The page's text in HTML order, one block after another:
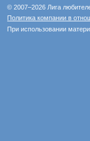
© 2007–2026 Лига
Политика компании в
При использовании